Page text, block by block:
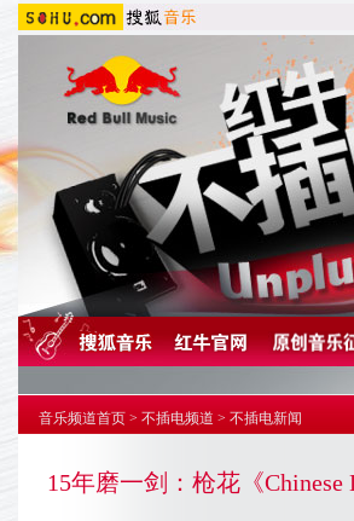
音乐频道首页 > 不插电频道 > 不插电新闻
15年磨一剑：枪花《Chinese